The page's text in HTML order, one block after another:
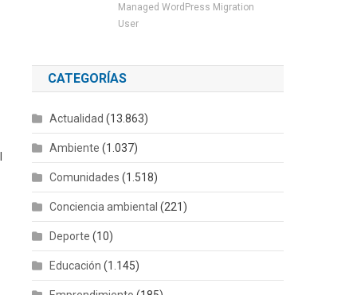
Managed WordPress Migration
User
CATEGORÍAS
Actualidad (13.863)
Ambiente (1.037)
Comunidades (1.518)
Conciencia ambiental (221)
Deporte (10)
Educación (1.145)